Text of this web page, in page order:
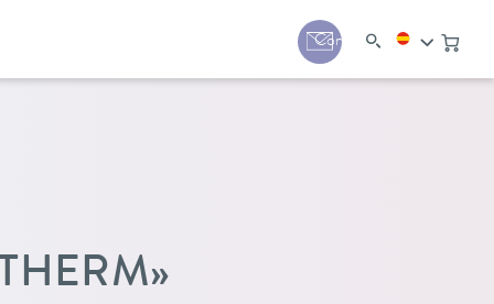
Contacto